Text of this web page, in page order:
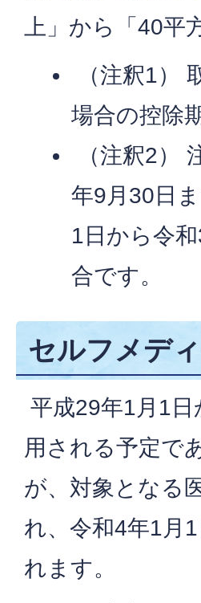
上」から「40
（注釈1）
場合の控除
（注釈2）
年9月30日
1日から令
合です。
セルフメデ
平成29年1月1
用される予定で
が、対象となる
れ、令和4年1月
れます。